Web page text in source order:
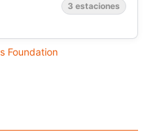
3 estaciones
Foundation